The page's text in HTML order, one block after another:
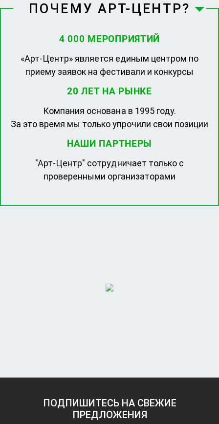
ПОЧЕМУ АРТ-ЦЕНТР?
4 000 МЕРОПРИЯТИЙ
«Арт-Центр» является единым центром по
приему заявок на фестивали и конкурсы
20 ЛЕТ НА РЫНКЕ
Компания основана в 1995 году.
За это время мы только упрочили свои позиции
НАШИ ПАРТНЕРЫ
"Арт-Центр" сотрудничает только с
проверенными организаторами
ПОДПИШИТЕСЬ НА СВЕЖИЕ
ПРЕДЛОЖЕНИЯ